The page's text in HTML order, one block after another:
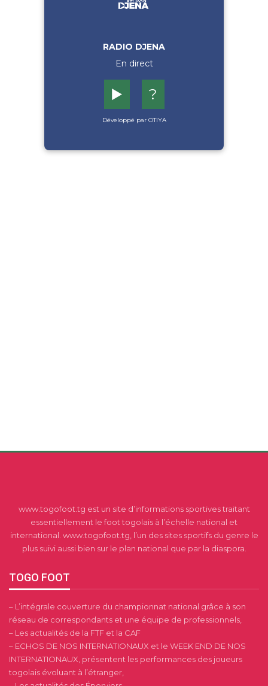
RADIO DJENA
En direct
▶️ ?
Développé par OTIYA
www.togofoot.tg est un site d’informations sportives traitant
essentiellement le foot togolais à l’échelle national et
international. www.togofoot.tg, l’un des sites sportifs du genre le
plus suivi aussi bien sur le plan national que par la diaspora.
TOGO FOOT
– L’intégrale couverture du championnat national grâce à son
réseau de correspondants et une équipe de professionnels,
– Les actualités de la FTF et la CAF
– ECHOS DE NOS INTERNATIONAUX et le WEEK END DE NOS
INTERNATIONAUX, présentent les performances des joueurs
togolais évoluant à l’étranger,